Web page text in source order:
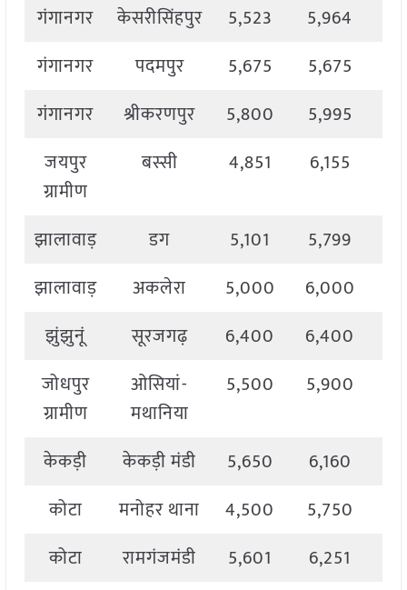
गंगानगर
केसरीसिंहपुर 5,523 5,964
गंगानगर
पदमपुर 5,675 5,675
गंगानगर
श्रीकरणपुर 5,800 5,995
जयपुर
ग्रामीण
बस्सी 4,851 6,155
झालावाड़ डग 5,101 5,799
झालावाड़
अकलेरा 5,000 6,000
झुंझुनूं
सूरजगढ़ 6,400 6,400
जोधपुर
ग्रामीण
ओसियां-
मथानिया
5,500 5,900
केकड़ी केकड़ी मंडी 5,650 6,160
कोटा
मनोहर थाना 4,500 5,750
कोटा
रामगंजमंडी 5,601 6,251